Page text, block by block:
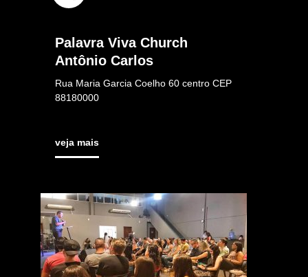
Palavra Viva Church
Antônio Carlos
Rua Maria Garcia Coelho 60 centro CEP
88180000
veja mais